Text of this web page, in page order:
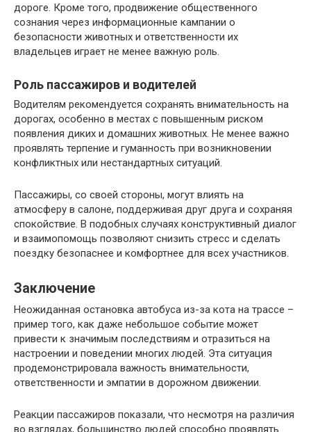
дороге. Кроме того, продвижение общественного
сознания через информационные кампании о
безопасности животных и ответственности их
владельцев играет не менее важную роль.
Роль пассажиров и водителей
Водителям рекомендуется сохранять внимательность на
дорогах, особенно в местах с повышенным риском
появления диких и домашних животных. Не менее важно
проявлять терпение и гуманность при возникновении
конфликтных или нестандартных ситуаций.
Пассажиры, со своей стороны, могут влиять на
атмосферу в салоне, поддерживая друг друга и сохраняя
спокойствие. В подобных случаях конструктивный диалог
и взаимопомощь позволяют снизить стресс и сделать
поездку безопаснее и комфортнее для всех участников.
Заключение
Неожиданная остановка автобуса из-за кота на трассе –
пример того, как даже небольшое событие может
привести к значимым последствиям и отразиться на
настроении и поведении многих людей. Эта ситуация
продемонстрировала важность внимательности,
ответственности и эмпатии в дорожном движении.
Реакции пассажиров показали, что несмотря на различия
во взглядах, большинство людей способно проявлять